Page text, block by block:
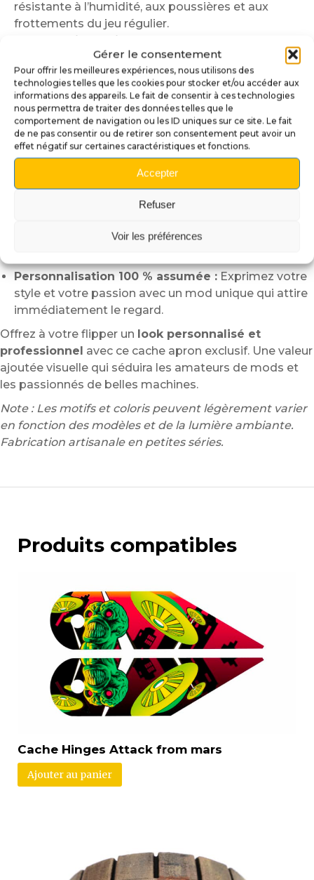
Gérer le consentement
Pour offrir les meilleures expériences, nous utilisons des
technologies telles que les cookies pour stocker et/ou accéder aux
informations des appareils. Le fait de consentir à ces technologies
nous permettra de traiter des données telles que le
comportement de navigation ou les ID uniques sur ce site. Le fait
de ne pas consentir ou de retirer son consentement peut avoir un
effet négatif sur certaines caractéristiques et fonctions.
Accepter
Refuser
Voir les préférences
résistante à l’humidité, aux poussières et aux
frottements du jeu régulier.
Large choix de visuels :
disponibles : rétro, moderne, thématique
(Ghostbusters, Medieval Madness, Jurassic Park…),
pour une personnalisation fidèle à votre univers de
jeu.
Pourquoi choisir notre Cache Apron
de Flipper ?
Évite l’usure prématurée de
l’apron d’origine due aux frottements, impacts ou
manipulations répétées.
gamme à votre flipper, avec des finitions nettes et
Personnalisation 100 % assumée : Exprimez votre
style et votre passion avec un mod unique qui attire
immédiatement le regard.
Offrez à votre flipper un look personnalisé et
professionnel avec ce cache apron exclusif. Une valeur
ajoutée visuelle qui séduira les amateurs de mods et
les passionnés de belles machines.
Note : Les motifs et coloris peuvent légèrement varier
en fonction des modèles et de la lumière ambiante.
Fabrication artisanale en petites séries.
Produits compatibles
Cache Hinges Attack from mars
Ajouter au panier